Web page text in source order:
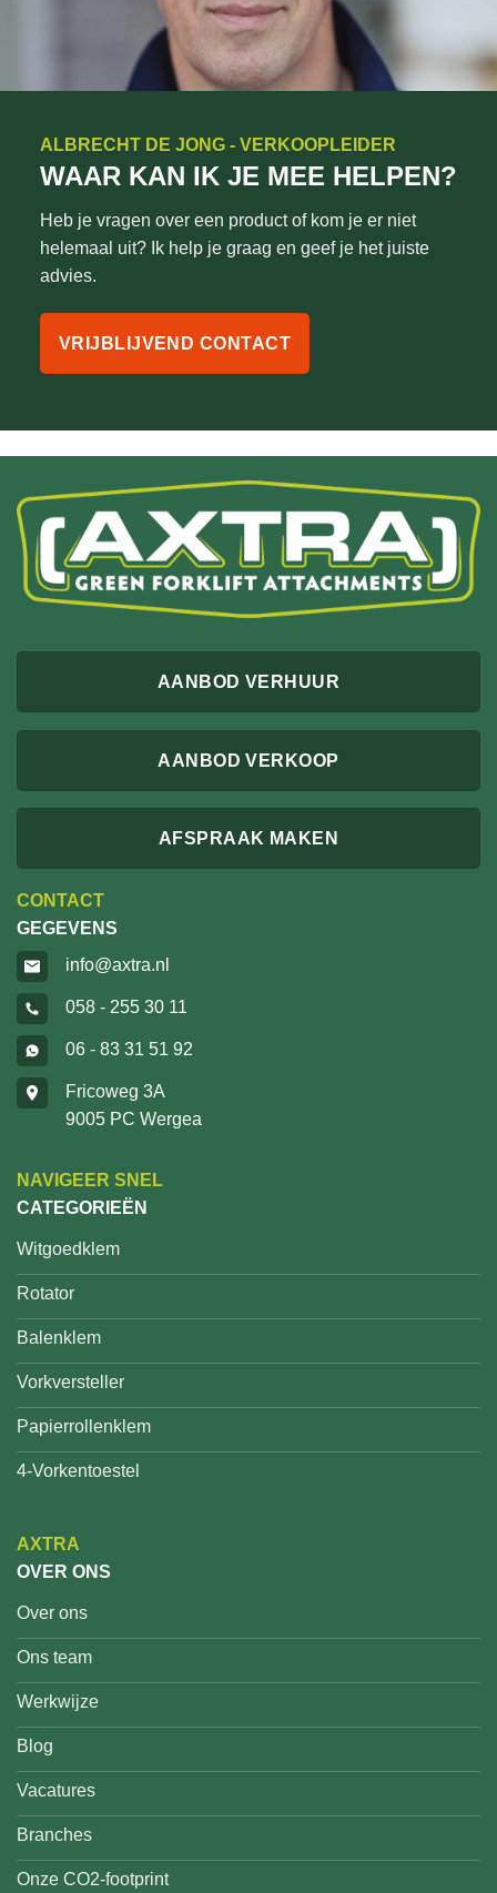
ALBRECHT DE JONG - VERKOOPLEIDER
WAAR KAN IK JE MEE HELPEN?
Heb je vragen over een product of kom je er niet
helemaal uit? Ik help je graag en geef je het juiste
advies.
VRIJBLIJVEND CONTACT
AANBOD VERHUUR
AANBOD VERKOOP
AFSPRAAK MAKEN
CONTACT
GEGEVENS
info@axtra.nl
058 - 255 30 11
06 - 83 31 51 92
Fricoweg 3A
9005 PC Wergea
NAVIGEER SNEL
CATEGORIEËN
Witgoedklem
Rotator
Balenklem
Vorkversteller
Papierrollenklem
4-Vorkentoestel
AXTRA
OVER ONS
Over ons
Ons team
Werkwijze
Blog
Vacatures
Branches
Onze CO2-footprint